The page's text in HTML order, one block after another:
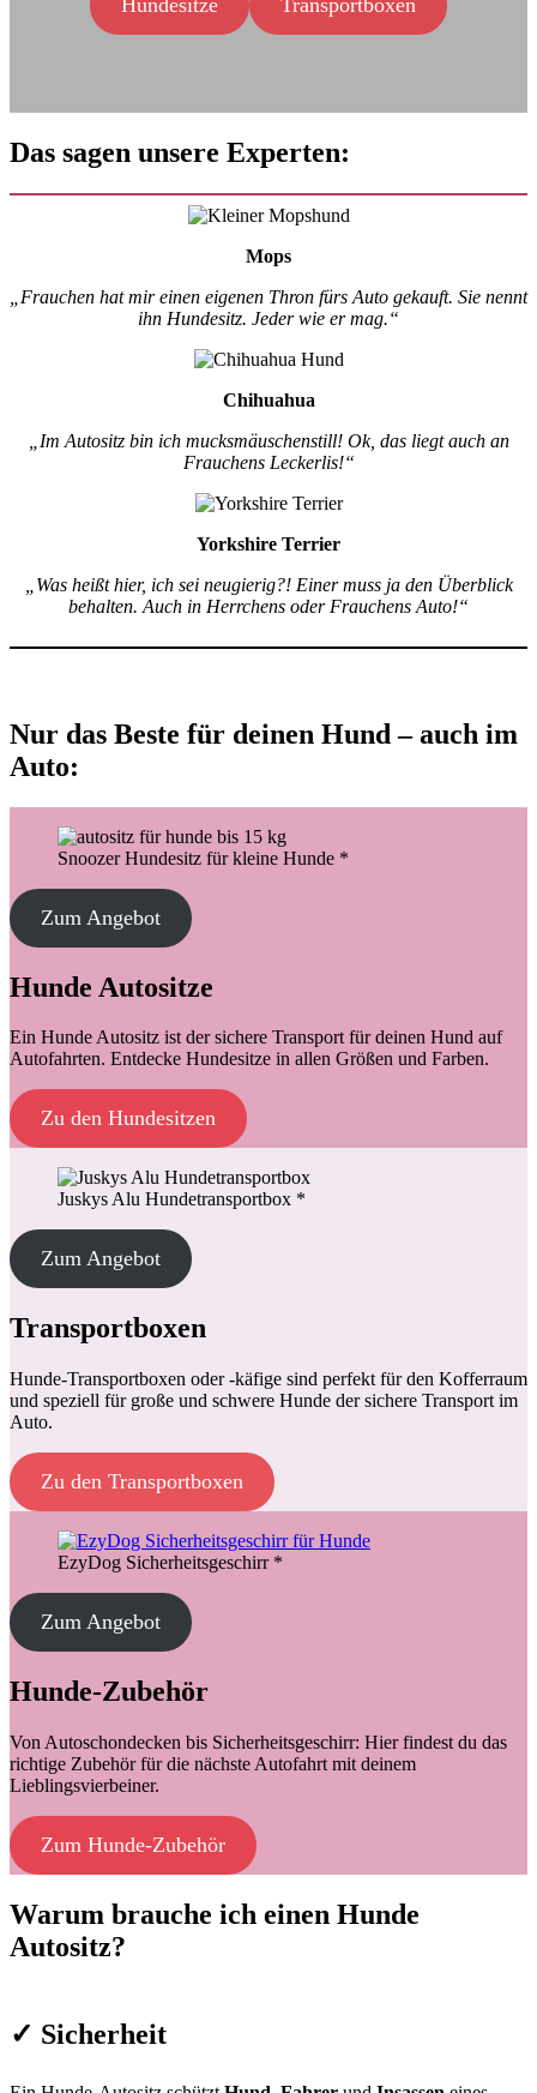
Das sagen unsere Experten:
Mops
„Frauchen hat mir einen eigenen Thron fürs Auto gekauft. Sie nennt
ihn Hundesitz. Jeder wie er mag.“
Chihuahua
„Im Autositz bin ich mucksmäuschenstill! Ok, das liegt auch an
Frauchens Leckerlis!“
Yorkshire Terrier
„Was heißt hier, ich sei neugierig?! Einer muss ja den Überblick
behalten. Auch in Herrchens oder Frauchens Auto!“
Nur das Beste für deinen Hund – auch im
Auto:
Snoozer Hundesitz für kleine Hunde *
Zum Angebot
Hunde Autositze
Ein Hunde Autositz ist der sichere Transport für deinen Hund auf
Autofahrten. Entdecke Hundesitze in allen Größen und Farben.
Zu den Hundesitzen
Juskys Alu Hundetransportbox *
Zum Angebot
Transportboxen
Hunde-Transportboxen oder -käfige sind perfekt für den Kofferraum
und speziell für große und schwere Hunde der sichere Transport im
Auto.
Zu den Transportboxen
EzyDog Sicherheitsgeschirr *
Zum Angebot
Hunde-Zubehör
Von Autoschondecken bis Sicherheitsgeschirr: Hier findest du das
richtige Zubehör für die nächste Autofahrt mit deinem
Lieblingsvierbeiner.
Zum Hunde-Zubehör
Warum brauche ich einen Hunde
Autositz?
✓ Sicherheit